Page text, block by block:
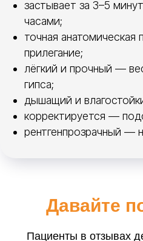
застывает за 3–5
часами;
точная
прилегание;
лёгкий и прочный —
гипса;
дышащий и
корректируется —
рентгенпрозрачный —
Давайте
Пациенты в отзывах